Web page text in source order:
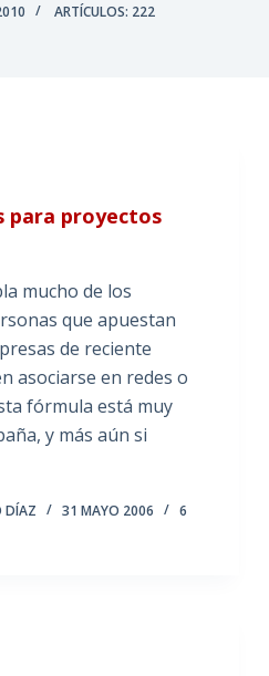
ARTÍCULOS: 222
para proyectos
mucho de los
que apuestan
de reciente
asociarse en redes o
fórmula está muy
y más aún si
DÍAZ 31 MAYO 2006
6